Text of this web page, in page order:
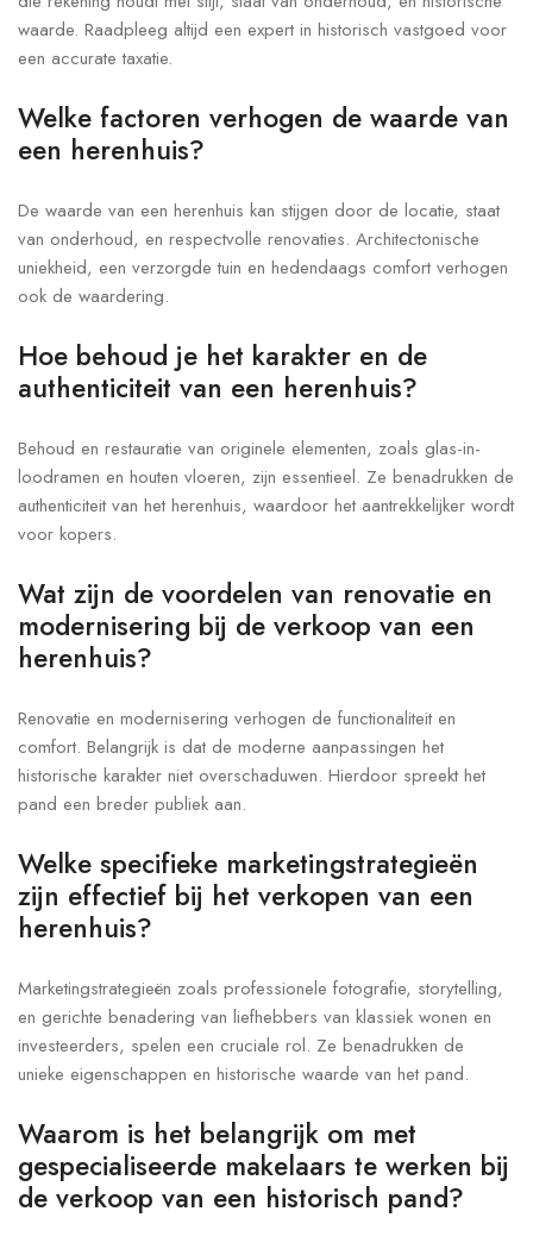
waarde. Raadpleeg altijd een expert in historisch vastgoed voor
een accurate taxatie.
Welke factoren verhogen de waarde van
een herenhuis?
De waarde van een herenhuis kan stijgen door de locatie, staat
van onderhoud, en respectvolle renovaties. Architectonische
uniekheid, een verzorgde tuin en hedendaags comfort verhogen
ook de waardering.
Hoe behoud je het karakter en de
authenticiteit van een herenhuis?
Behoud en restauratie van originele elementen, zoals glas-in-
loodramen en houten vloeren, zijn essentieel. Ze benadrukken de
authenticiteit van het herenhuis, waardoor het aantrekkelijker wordt
voor kopers.
Wat zijn de voordelen van renovatie en
modernisering bij de verkoop van een
herenhuis?
Renovatie en modernisering verhogen de functionaliteit en
comfort. Belangrijk is dat de moderne aanpassingen het
historische karakter niet overschaduwen. Hierdoor spreekt het
pand een breder publiek aan.
Welke specifieke marketingstrategieën
zijn effectief bij het verkopen van een
herenhuis?
Marketingstrategieën zoals professionele fotografie, storytelling,
en gerichte benadering van liefhebbers van klassiek wonen en
investeerders, spelen een cruciale rol. Ze benadrukken de
unieke eigenschappen en historische waarde van het pand.
Waarom is het belangrijk om met
gespecialiseerde makelaars te werken bij
de verkoop van een historisch pand?